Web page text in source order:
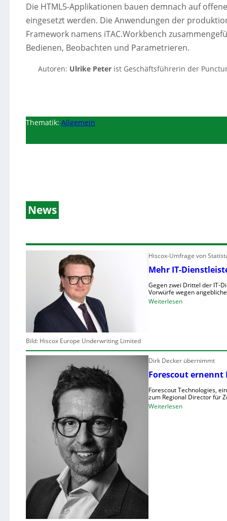
Die HTML5-Applikationen bauen demnach auf
eingesetzt werden. Die Anwendungen der
Framework namens iTAC.Workbench
Bedienen, Beobachten und Parametrieren.
Autoren: Ulrike Peter ist Geschäftsführerin der
Thematik: Allgemein
News
Bild: Hiscox Europe Underwriting Limited
Hiscox-Umfrage von
Mehr IT-
Gegen zwei Drittel der IT-
Vorwürfe wegen
Weiterlesen:
I
T
-
i
e
Dirk Decker übernimmt
Forescout
Forescout Technologies,
zum Regional Director für
Weiterlesen: